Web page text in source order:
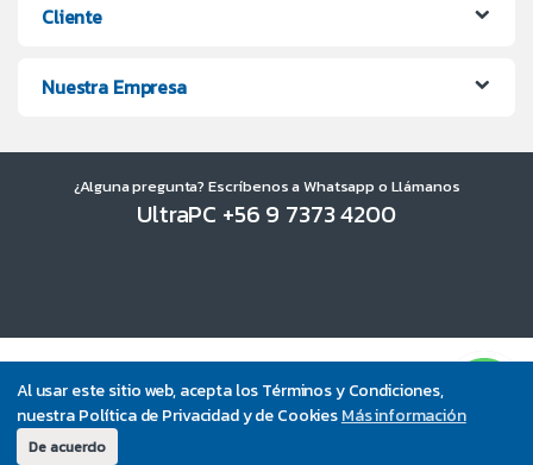
Al usar este sitio web, acepta los Términos y Condiciones,
nuestra Política de Privacidad y de CookiesMás información
De acuerdo
Cliente
Nuestra Empresa
¿Alguna pregunta? Escríbenos a Whatsapp o Llámanos
UltraPC +56 9 7373 4200